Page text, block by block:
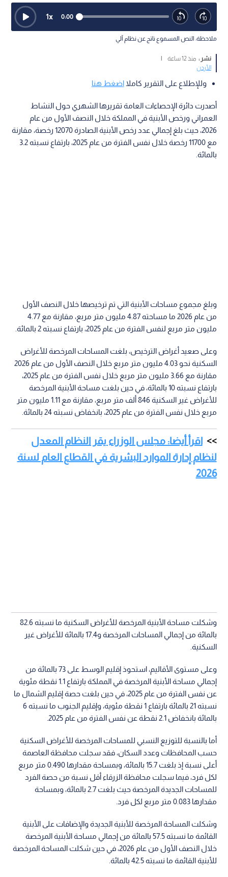
0:00
1x
ملاحظة: النص المسموع ناتج عن نظام آلي
نشر : منذ 12 ساعة
|
الأردن
وللإطلاع على التقرير كاملااضغط هنا
أصدرت دائرة الإحصاءات العامة تقريرها الشهري حول النشاط
العمراني ورخص الأبنية في المملكة خلال النصف الأول من عام
2026، حيث بلغ إجمالي عدد رخص الأبنية الصادرة 12070 رخصة، مقارنة
مع 11700 رخصة خلال نفس الفترة من عام 2025، بارتفاع نسبته 3.2
بالمائة.
وبلغ مجموع مساحات الأبنية التي تم ترخيصها خلال النصف الأول
من عام 2026 ما مساحته 4.87 مليون متر مربع، مقارنة مع 4.77
مليون متر مربع لنفس الفترة من عام 2025، بارتفاع نسبته 2 بالمائة.
وعلى صعيد أغراض الترخيص، بلغت المساحات المرخصة للأغراض
السكنية نحو 4.03 مليون متر مربع خلال النصف الأول من عام 2026
مقارنة مع 3.66 مليون متر مربع خلال نفس الفترة من عام 2025،
بارتفاع نسبته 10 بالمائة، في حين بلغت مساحة الأبنية المرخصة
للأغراض غير السكنية 846 ألف متر مربع، مقارنة مع 1.11 مليون متر
مربع خلال نفس الفترة من عام 2025، بانخفاض نسبته 24 بالمائة.
اقرأ أيضا: مجلس الوزراء يقر النظام المعدل
لنظام إدارة الموارد البشرية في القطاع العام لسنة
2026
وشكلت مساحة الأبنية المرخصة للأغراض السكنية ما نسبته 82.6
بالمائة من إجمالي المساحات المرخصة و17.4 بالمائة للأغراض غير
السكنية.
وعلى مستوى الأقاليم، استحوذ إقليم الوسط على 73 بالمائة من
إجمالي مساحة الأبنية المرخصة في المملكة بارتفاع 1.1 نقطة مئوية
عن نفس الفترة من عام 2025، في حين بلغت حصة إقليم الشمال ما
نسبته 21 بالمائة بارتفاع 1 نقطة مئوية، وإقليم الجنوب ما نسبته 6
بالمائة بانخفاض 2.1 نقطة عن نفس الفترة من عام 2025.
أما بالنسبة للتوزيع النسبي للمساحات المرخصة للأغراض السكنية
حسب المحافظات وعدد السكان، فقد سجلت محافظة العاصمة
أعلى نسبة إذ بلغت 15.7 بالمائة، وبمساحة مقدارها 0.490 متر مربع
لكل فرد، فيما سجلت محافظة الزرقاء أقل نسبة من حصة الفرد
للمساحات الجديدة المرخصة حيث بلغت 2.7 بالمائة، وبمساحة
مقدارها 0.083 متر مربع لكل فرد.
وشكلت المساحة المرخصة للأبنية الجديدة والإضافات على الأبنية
القائمة ما نسبته 57.5 بالمائة من إجمالي مساحة الأبنية المرخصة
خلال النصف الأول من عام 2026، في حين شكلت المساحة المرخصة
للأبنية القائمة ما نسبته 42.5 بالمائة.